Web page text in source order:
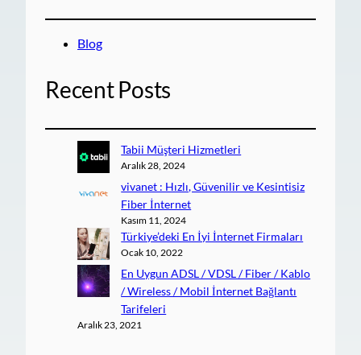
Blog
Recent Posts
Tabii Müşteri Hizmetleri
Aralık 28, 2024
vivanet : Hızlı, Güvenilir ve Kesintisiz
Fiber İnternet
Kasım 11, 2024
Türkiye’deki En İyi İnternet Firmaları
Ocak 10, 2022
En Uygun ADSL / VDSL / Fiber / Kablo
/ Wireless / Mobil İnternet Bağlantı
Tarifeleri
Aralık 23, 2021